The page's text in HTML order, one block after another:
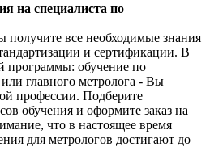
на специалиста по
все необходимые знания
и сертификации. В
программы: обучение по
главного метролога - Вы
профессии. Подберите
обучения и оформите заказ на
что в настоящее время
для метрологов достигают до